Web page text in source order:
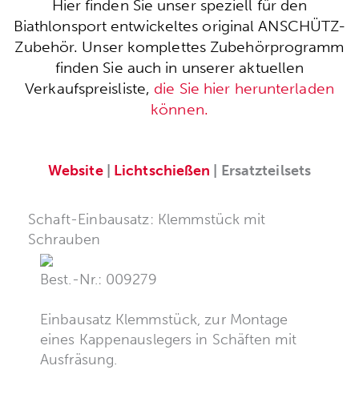
Hier finden Sie unser speziell für den
Biathlonsport entwickeltes original ANSCHÜTZ-
Zubehör. Unser komplettes Zubehörprogramm
finden Sie auch in unserer aktuellen
Verkaufspreisliste, die Sie hier herunterladen
können.
Website| Lichtschießen | Ersatzteilsets
Schaft-Einbausatz: Klemmstück mit
Schrauben
Best.-Nr.: 009279
Einbausatz Klemmstück, zur Montage
eines Kappenauslegers in Schäften mit
Ausfräsung.